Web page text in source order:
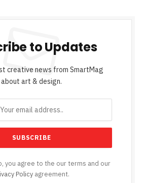
to Updates
creative news from SmartMag
about art & design.
you agree to the our terms and our
Policy agreement.